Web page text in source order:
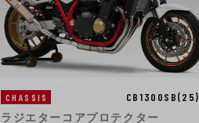
CHASSIS CB1300SB(25)
ラジエターコアプロテクター